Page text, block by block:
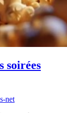
soirées
net